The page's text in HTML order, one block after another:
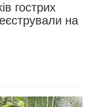
гострих
на